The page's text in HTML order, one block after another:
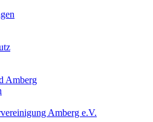
Amberg
Amberg e.V.